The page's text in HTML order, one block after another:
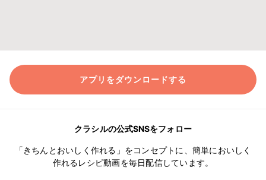
アプリをダウンロードする
クラシルの公式SNSをフォロー
「きちんとおいしく作れる」をコンセプトに、簡単においしく
作れるレシピ動画を毎日配信しています。